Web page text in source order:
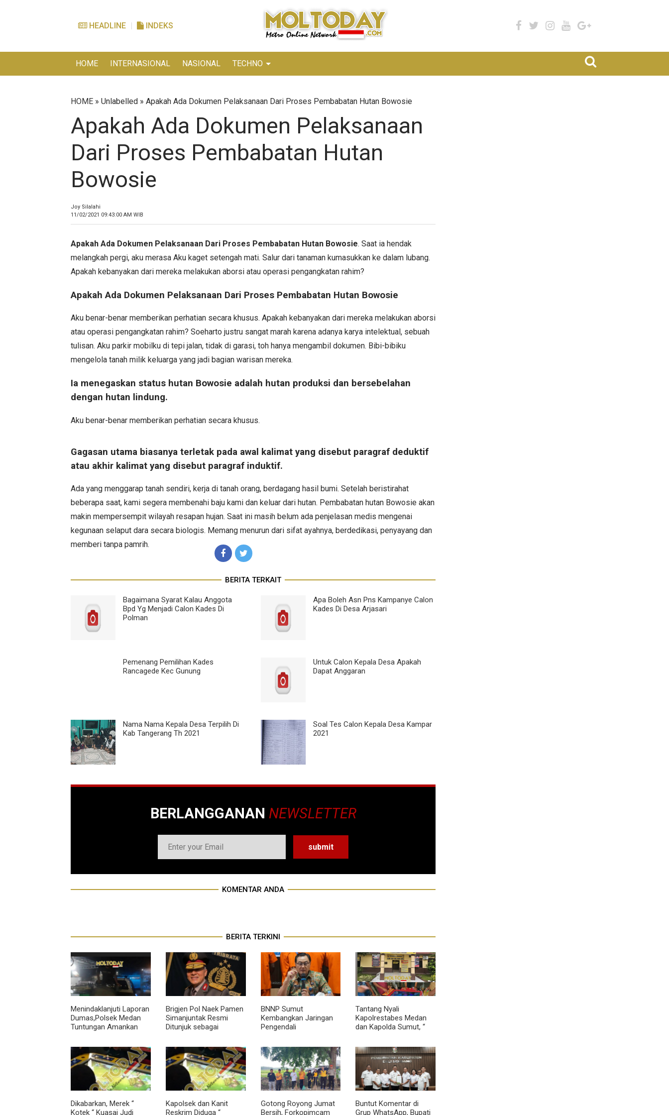
HEADLINE INDEKS
HOME INTERNASIONAL NASIONAL TECHNO
HOME » Unlabelled » Apakah Ada Dokumen Pelaksanaan Dari Proses Pembabatan Hutan Bowosie
Apakah Ada Dokumen Pelaksanaan
Dari Proses Pembabatan Hutan
Bowosie
Joy Silalahi
11/02/2021 09:43:00 AM WIB
Apakah Ada Dokumen Pelaksanaan Dari Proses Pembabatan Hutan Bowosie. Saat ia hendak
melangkah pergi, aku merasa Aku kaget setengah mati. Salur dari tanaman kumasukkan ke dalam lubang.
Apakah kebanyakan dari mereka melakukan aborsi atau operasi pengangkatan rahim?
Apakah Ada Dokumen Pelaksanaan Dari Proses Pembabatan Hutan Bowosie
Aku benar-benar memberikan perhatian secara khusus. Apakah kebanyakan dari mereka melakukan aborsi
atau operasi pengangkatan rahim? Soeharto justru sangat marah karena adanya karya intelektual, sebuah
tulisan. Aku parkir mobilku di tepi jalan, tidak di garasi, toh hanya mengambil dokumen. Bibi-bibiku
mengelola tanah milik keluarga yang jadi bagian warisan mereka.
Ia menegaskan status hutan Bowosie adalah hutan produksi dan bersebelahan
dengan hutan lindung.
Aku benar-benar memberikan perhatian secara khusus.
Gagasan utama biasanya terletak pada awal kalimat yang disebut paragraf deduktif
atau akhir kalimat yang disebut paragraf induktif.
Ada yang menggarap tanah sendiri, kerja di tanah orang, berdagang hasil bumi. Setelah beristirahat
beberapa saat, kami segera membenahi baju kami dan keluar dari hutan. Pembabatan hutan Bowosie akan
makin mempersempit wilayah resapan hujan. Saat ini masih belum ada penjelasan medis mengenai
kegunaan selaput dara secara biologis. Memang menurun dari sifat ayahnya, berdedikasi, penyayang dan
memberi tanpa pamrih.
BERITA TERKAIT
Bagaimana Syarat Kalau Anggota
Bpd Yg Menjadi Calon Kades Di
Polman
Apa Boleh Asn Pns Kampanye Calon
Kades Di Desa Arjasari
Pemenang Pemilihan Kades
Rancagede Kec Gunung
Untuk Calon Kepala Desa Apakah
Dapat Anggaran
Nama Nama Kepala Desa Terpilih Di
Kab Tangerang Th 2021
Soal Tes Calon Kepala Desa Kampar
2021
BERLANGGANAN NEWSLETTER
KOMENTAR ANDA
BERITA TERKINI
Menindaklanjuti Laporan
Dumas,Polsek Medan
Tuntungan Amankan
di Jl.Pales VII
Brigjen Pol Naek Pamen
Simanjuntak Resmi
Ditunjuk sebagai
BNNP Sumut
Kembangkan Jaringan
Pengendali
Seberat 92 Kg di
Sibolangit
Tantang Nyali
Kapolrestabes Medan
dan Kapolda Sumut, “
Bendera Judi Tembak
Ikan di Medan
Tuntungan
Dikabarkan, Merek “
Kotek “ Kuasai Judi
Kapolsek dan Kanit
Reskrim Diduga “
Gotong Royong Jumat
Bersih, Forkopimcam
Buntut Komentar di
Grup WhatsApp, Bupati